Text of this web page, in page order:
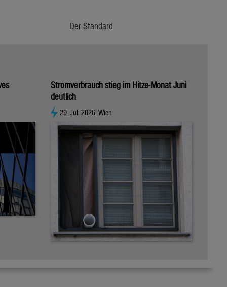
Der Standard
Stromverbrauch stieg im Hitze-Monat Juni
deutlich
29. Juli 2026, Wien